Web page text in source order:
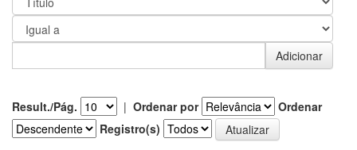
Result./Pág. | Ordenar por
Ordenar
Registro(s)